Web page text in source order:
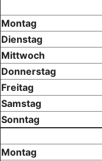
Montag
Dienstag
Mittwoch
Donnerstag
Freitag
Samstag
Sonntag
Montag